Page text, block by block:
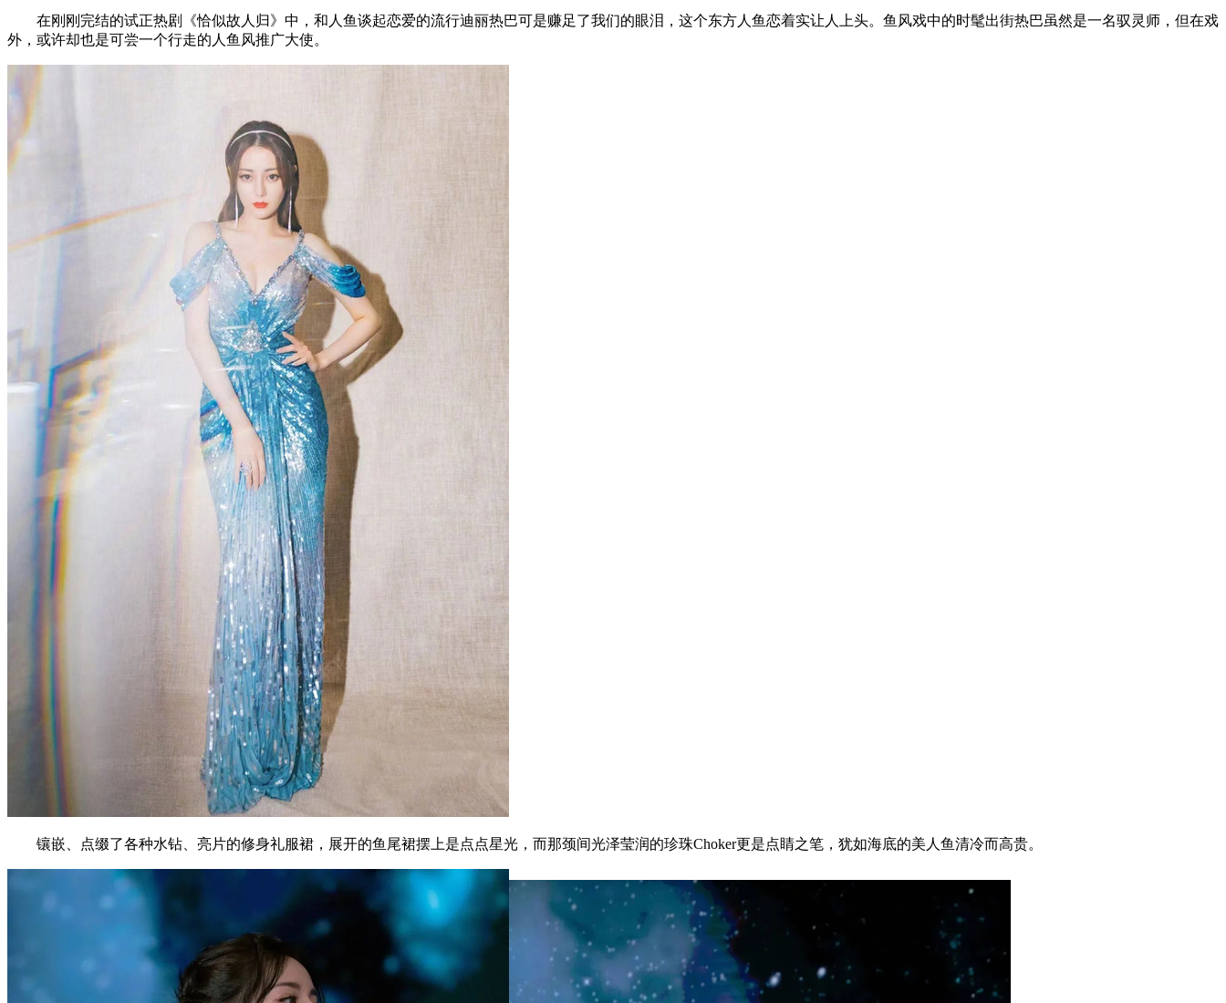
在刚刚完结的试正热剧《恰似故人归》中，和人鱼谈起恋爱的流行迪丽热巴可是赚足了我们的眼泪，这个东方人鱼恋着实让人上头。鱼风戏中的时髦出街热巴虽然是一名驭灵师，但在戏
外，或许却也是可尝一个行走的人鱼风推广大使。
镶嵌、点缀了各种水钻、亮片的修身礼服裙，展开的鱼尾裙摆上是点点星光，而那颈间光泽莹润的珍珠Choker更是点睛之笔，犹如海底的美人鱼清冷而高贵。